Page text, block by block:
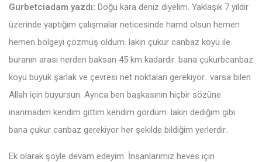
Gurbetciadam yazdı: Doğu kara deniz diyelim. Yaklaşık 7 yıldır
üzerinde yaptığım çalışmalar neticesinde hamd olsun hemen
hemen bölgeyi çözmüş oldum. lakin çukur canbaz köyü ile
buranın arası nerden baksan 45 km kadardır. bana çukurbcanbaz
köyü büyük şarlak ve çevresi net noktaları gerekiyor.. varsa bilen
Allah için buyursun. Ayrıca ben başkasının hiçbir sözüne
inanmadım kendim gittim kendim gördüm. lakin dediğim gibi
bana çukur canbaz gerekiyor her şekilde bildiğim yerlerdir..
Ek olarak şöyle devam edeyim. İnsanlarımız heves için